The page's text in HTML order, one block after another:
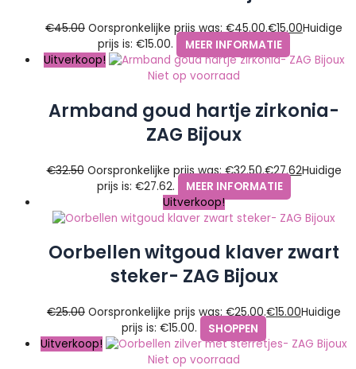
€45.00 Oorspronkelijke prijs was: €45.00.€15.00Huidige
prijs is: €15.00.
MEER INFORMATIE
Uitverkoop!
Niet op voorraad
Armband goud hartje zirkonia-
ZAG Bijoux
€32.50 Oorspronkelijke prijs was: €32.50.€27.62Huidige
prijs is: €27.62.
MEER INFORMATIE
Uitverkoop!
Oorbellen witgoud klaver zwart
steker- ZAG Bijoux
€25.00 Oorspronkelijke prijs was: €25.00.€15.00Huidige
prijs is: €15.00.
SHOPPEN
Uitverkoop!
Niet op voorraad